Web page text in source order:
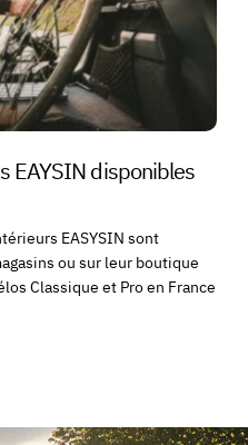
EAYSIN disponibles
EASYSIN sont
ou sur leur boutique
Classique et Pro en France